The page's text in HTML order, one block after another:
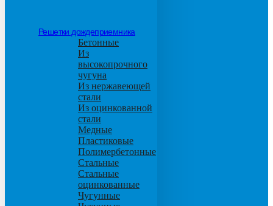
Решетки дождеприемника
Бетонные
Из
высокопрочного
чугуна
Из нержавеющей
стали
Из оцинкованной
стали
Медные
Пластиковые
Полимербетонные
Стальные
Стальные
оцинкованные
Чугунные